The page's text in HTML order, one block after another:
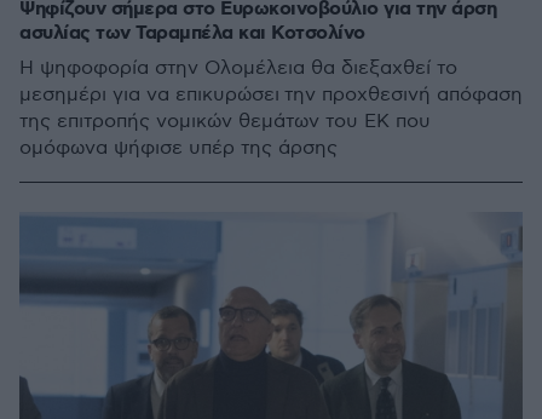
Ψηφίζουν σήμερα στο Ευρωκοινοβούλιο για την άρση
ασυλίας των Ταραμπέλα και Κοτσολίνο
Η ψηφοφορία στην Ολομέλεια θα διεξαχθεί το
μεσημέρι για να επικυρώσει την προχθεσινή απόφαση
της επιτροπής νομικών θεμάτων του ΕΚ που
ομόφωνα ψήφισε υπέρ της άρσης